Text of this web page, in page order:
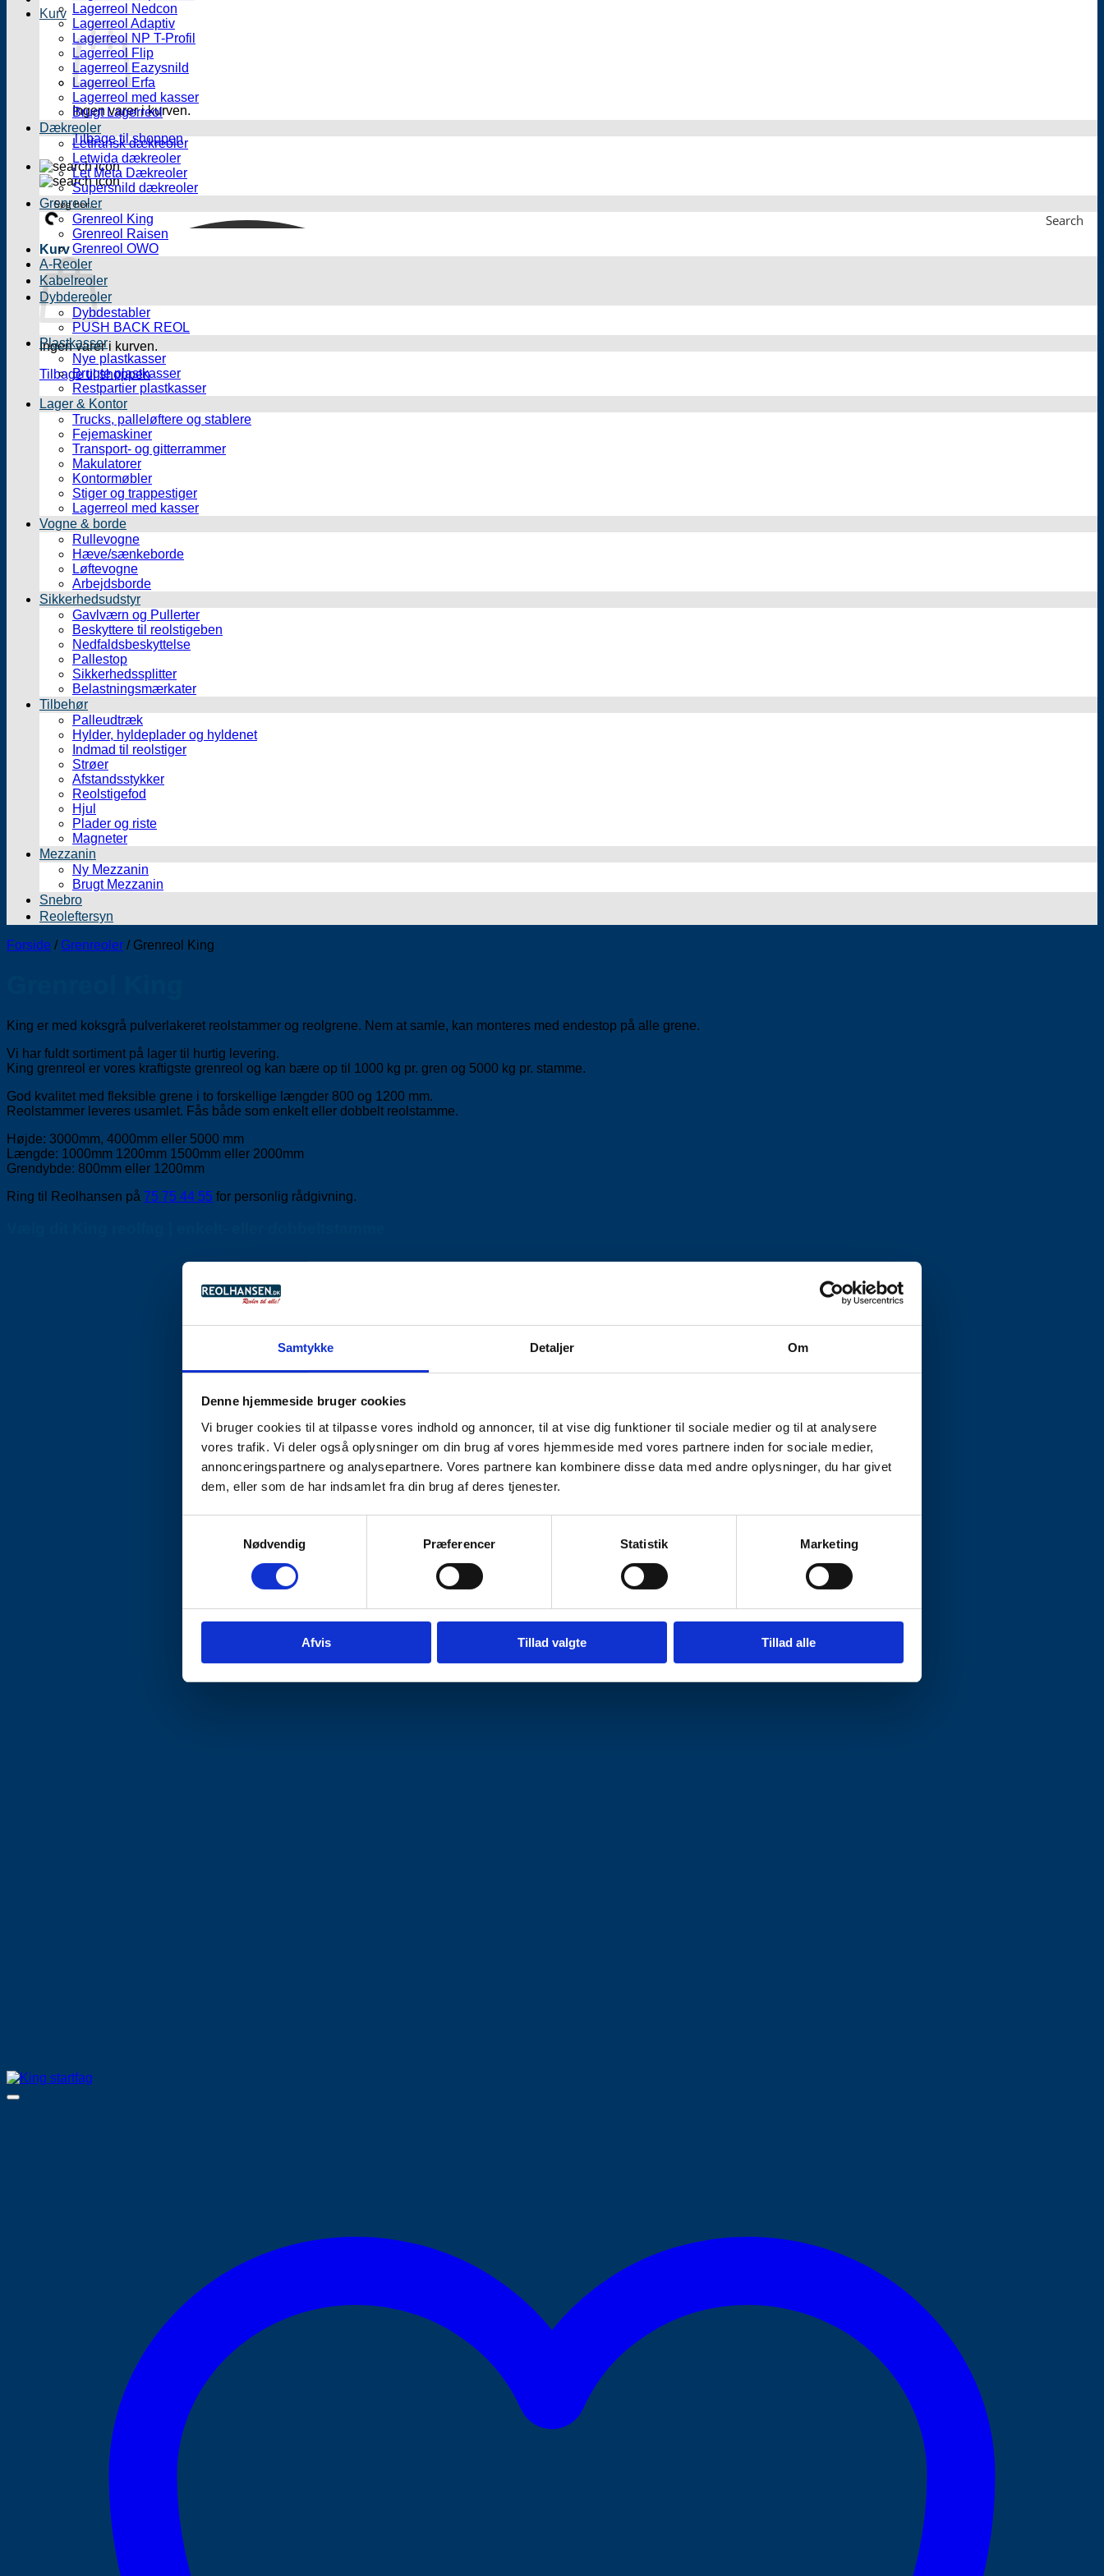
Samtykke Detaljer Om
Denne hjemmeside bruger cookies
Vi bruger cookies til at tilpasse vores indhold og annoncer, til at vise dig funktioner til sociale medier og til at analysere
vores trafik. Vi deler også oplysninger om din brug af vores hjemmeside med vores partnere inden for sociale medier,
annonceringspartnere og analysepartnere. Vores partnere kan kombinere disse data med andre oplysninger, du har givet
dem, eller som de har indsamlet fra din brug af deres tjenester.
Nødvendig
Præferencer Statistik Marketing
Afvis Tillad valgte Tillad alle
Kurv
Ingen varer i kurven.
Tilbage til shoppen
Search
Kurv
Ingen varer i kurven.
Tilbage til shoppen
Lagerreol Nedcon
Lagerreol Adaptiv
Lagerreol NP T-Profil
Lagerreol Flip
Lagerreol Eazysnild
Lagerreol Erfa
Lagerreol med kasser
Brugt Lagerreol
Dækreoler
Letfransk dækreoler
Letwida dækreoler
Let Meta Dækreoler
Supersnild dækreoler
Grenreoler
Grenreol King
Grenreol Raisen
Grenreol OWO
A-Reoler
Kabelreoler
Dybdereoler
Dybdestabler
PUSH BACK REOL
Plastkasser
Nye plastkasser
Brugte plastkasser
Restpartier plastkasser
Lager & Kontor
Trucks, palleløftere og stablere
Fejemaskiner
Transport- og gitterrammer
Makulatorer
Kontormøbler
Stiger og trappestiger
Lagerreol med kasser
Vogne & borde
Rullevogne
Hæve/sænkeborde
Løftevogne
Arbejdsborde
Sikkerhedsudstyr
Gavlværn og Pullerter
Beskyttere til reolstigeben
Nedfaldsbeskyttelse
Pallestop
Sikkerhedssplitter
Belastningsmærkater
Tilbehør
Palleudtræk
Hylder, hyldeplader og hyldenet
Indmad til reolstiger
Strøer
Afstandsstykker
Reolstigefod
Hjul
Plader og riste
Magneter
Mezzanin
Ny Mezzanin
Brugt Mezzanin
Snebro
Reoleftersyn
Forside / Grenreoler /Grenreol King
King er med koksgrå pulverlakeret reolstammer og reolgrene. Nem at samle, kan monteres med endestop på alle grene.
Vi har fuldt sortiment på lager til hurtig levering.
King grenreol er vores kraftigste grenreol og kan bære op til 1000 kg pr. gren og 5000 kg pr. stamme.
God kvalitet med fleksible grene i to forskellige længder 800 og 1200 mm.
Reolstammer leveres usamlet. Fås både som enkelt eller dobbelt reolstamme.
Højde: 3000mm, 4000mm eller 5000 mm
Længde: 1000mm 1200mm 1500mm eller 2000mm
Grendybde: 800mm eller 1200mm
Ring til Reolhansen på 75 75 44 55 for personlig rådgivning.